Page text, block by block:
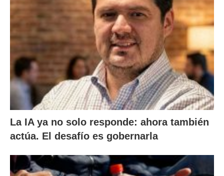
La IA ya no solo responde: ahora también
actúa. El desafío es gobernarla